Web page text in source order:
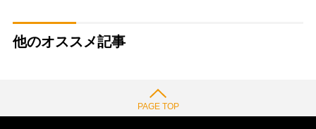
他のオススメ記事
PAGE TOP